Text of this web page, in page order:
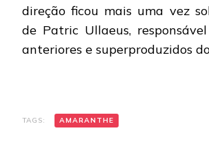
direção ficou mais uma vez
de Patric Ullaeus,
anteriores e superproduzidos
TAGS: AMARANTHE